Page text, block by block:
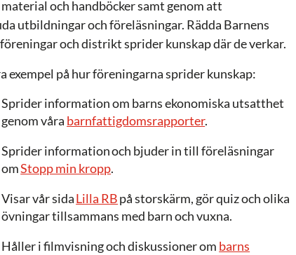
och handböcker samt genom att
utbildningar och föreläsningar. Rädda Barnens
och distrikt sprider kunskap där de verkar.
exempel på hur föreningarna sprider kunskap:
Sprider information om barns ekonomiska utsatthet
genom våra barnfattigdomsrapporter.
Sprider information och bjuder in till föreläsningar
omStopp min kropp.
Visar vår sidaLilla RBpå storskärm, gör quiz och olika
övningar tillsammans med barn och vuxna.
Håller i filmvisning och diskussioner om barns